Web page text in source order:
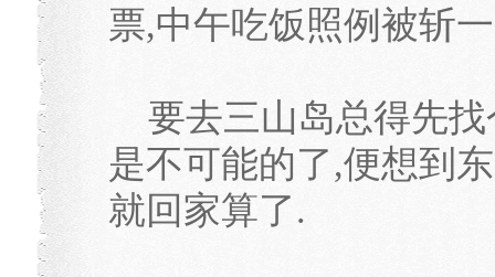
票,中午吃饭照例被斩
要去三山岛总得先找
是不可能的了,便想到
就回家算了.